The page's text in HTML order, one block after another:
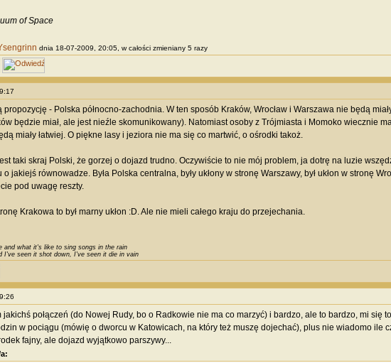
of Space
dnia 18-07-2009, 20:05, w całości zmieniany 5 razy
- Polska północno-zachodnia. W ten sposób Kraków, Wrocław i Warszawa nie będą
będzie miał, ale jest nieźle skomunikowany). Natomiast osoby z Trójmiasta i Momoko wiecznie
miały łatwiej. O piękne lasy i jeziora nie ma się co martwić, o ośrodki takoż.
taki skraj Polski, że gorzej o dojazd trudno. Oczywiście to nie mój problem, ja dotrę na luzie
jakiejś równowadze. Była Polska centralna, były ukłony w stronę Warszawy, był ukłon w stronę
pod uwagę reszty.
Krakowa to był marny ukłon :D. Ale nie mieli całego kraju do przejechania.
and what it's like to sing songs in the rain
I've seen it shot down, I've seen it die in vain
jakichś połączeń (do Nowej Rudy, bo o Radkowie nie ma co marzyć) i bardzo, ale to bardzo, mi się
w pociągu (mówię o dworcu w Katowicach, na który też muszę dojechać), plus nie wiadomo ile
fajny, ale dojazd wyjątkowo parszywy...